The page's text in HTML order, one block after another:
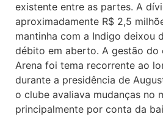
existente entre as partes. A
aproximadamente R$ 2,5
mantinha com a Indigo deixou
débito em aberto. A gestão do
Arena foi tema recorrente ao
durante a presidência de
o clube avaliava mudanças no
principalmente por conta da